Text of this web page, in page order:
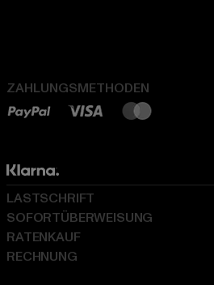
ZAHLUNGSMETHODEN
LASTSCHRIFT
SOFORTÜBERWEISUNG
RATENKAUF
RECHNUNG